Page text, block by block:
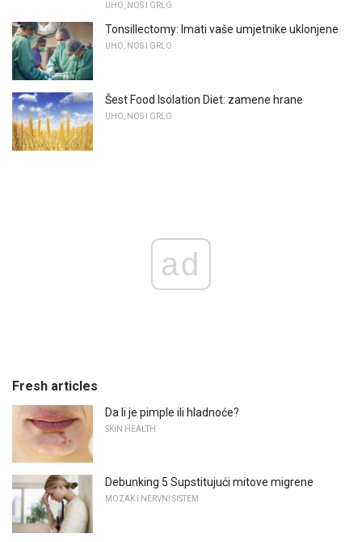
UHO, NOS I GRLO
Tonsillectomy: Imati vaše umjetnike uklonjene
UHO, NOS I GRLO
Šest Food Isolation Diet: zamene hrane
UHO, NOS I GRLO
ad
Fresh articles
Da li je pimple ili hladnoće?
SKIN HEALTH
Debunking 5 Supstitujući mitove migrene
MOZAK I NERVNI SISTEM